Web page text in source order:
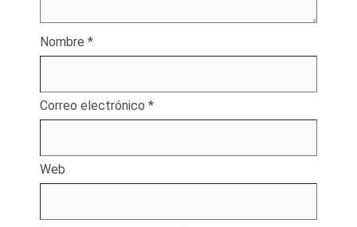
Nombre *
Correo electrónico *
Web